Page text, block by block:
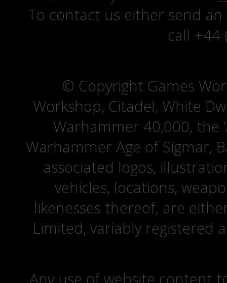
To contact us either send
call +44
© Copyright Games
Workshop, Citadel, White
Warhammer 40,000, the
Warhammer Age of Sigmar,
associated logos,
vehicles, locations,
likenesses thereof, are
Limited, variably registered
Any use of website content